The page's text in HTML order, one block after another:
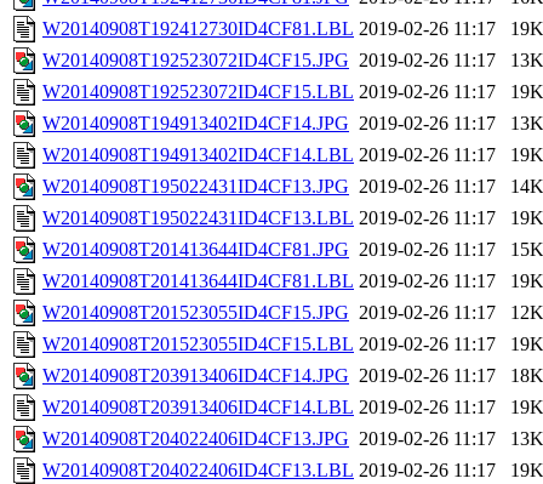
W20140908T192412730ID4CF81.LBL 2019-02-26 11:17
19K
W20140908T192523072ID4CF15.JPG 2019-02-26 11:17
13K
W20140908T192523072ID4CF15.LBL 2019-02-26 11:17
19K
W20140908T194913402ID4CF14.JPG 2019-02-26 11:17
13K
W20140908T194913402ID4CF14.LBL 2019-02-26 11:17
19K
W20140908T195022431ID4CF13.JPG 2019-02-26 11:17
14K
W20140908T195022431ID4CF13.LBL 2019-02-26 11:17
19K
W20140908T201413644ID4CF81.JPG 2019-02-26 11:17
15K
W20140908T201413644ID4CF81.LBL 2019-02-26 11:17
19K
W20140908T201523055ID4CF15.JPG 2019-02-26 11:17
12K
W20140908T201523055ID4CF15.LBL 2019-02-26 11:17
19K
W20140908T203913406ID4CF14.JPG 2019-02-26 11:17
18K
W20140908T203913406ID4CF14.LBL 2019-02-26 11:17
19K
W20140908T204022406ID4CF13.JPG 2019-02-26 11:17
13K
W20140908T204022406ID4CF13.LBL 2019-02-26 11:17
19K